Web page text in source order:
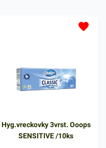
Hyg.vreckovky 3vrst. Ooops
SENSITIVE /10ks